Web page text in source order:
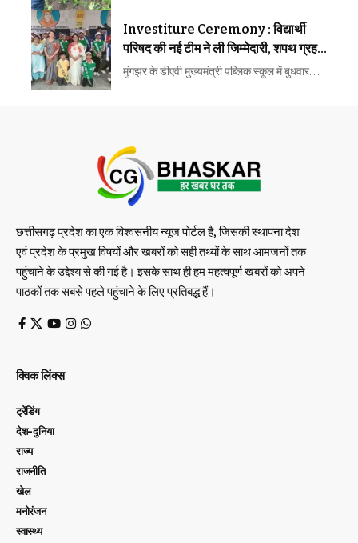
Investiture Ceremony : विद्यार्थी
परिषद की नई टीम ने ली जिम्मेदारी, शपथ ग्रहण
समारोह में गूंजा नेतृत्व और अनुशासन का संदेश
मुंगझर के डीएवी मुख्यमंत्री पब्लिक स्कूल में बुधवार…
छत्तीसगढ़ प्रदेश का एक विश्वसनीय न्यूज पोर्टल है, जिसकी स्थापना देश
एवं प्रदेश के प्रमुख विषयों और खबरों को सही तथ्यों के साथ आमजनों तक
पहुंचाने के उद्देश्य से की गई है। इसके साथ ही हम महत्वपूर्ण खबरों को अपने
पाठकों तक सबसे पहले पहुंचाने के लिए प्रतिबद्ध हैं।
क्विक लिंक्स
ट्रेंडिंग
देश-दुनिया
राज्य
राजनीति
खेल
मनोरंजन
स्वास्थ्य